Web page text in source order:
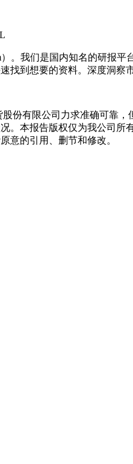
。我们是国内知名的研报
找到想要的资料。深度洞察
份有限公司力求准确可靠
。本报告版权仅为我公司
意的引用、删节和修改。